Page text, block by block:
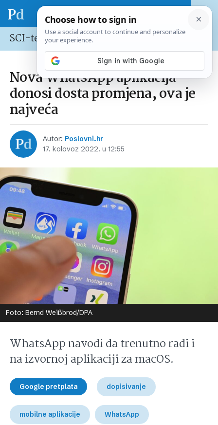
SCI-tech
Nova WhatsApp aplikacija
donosi dosta promjena, ova je
najveća
Autor: Poslovni.hr
17. kolovoz 2022. u 12:55
Foto: Bernd Weißbrod/DPA
WhatsApp navodi da trenutno radi i
na izvornoj aplikaciji za macOS.
Google pretplata dopisivanje
mobilne aplikacije WhatsApp